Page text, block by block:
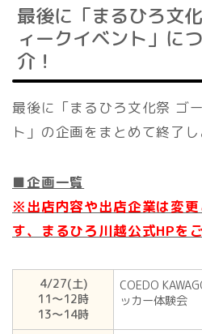
最後に「まるひろ文
ィークイベント」に
介！
最後に「まるひろ文化祭 ゴ
ト」の企画をまとめて終了し
■企画一覧
※出店内容や出店企業は変
す、まるひろ川越公式HPを
4/27(土)
11〜12時
13〜14時
COEDO
ッカー体験会